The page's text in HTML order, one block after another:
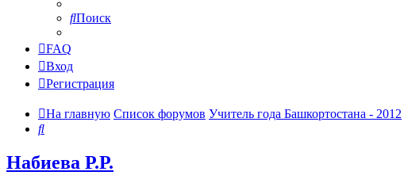
Поиск
FAQ
Вход
Регистрация
На главную Список форумов Учитель года Башкортостана - 2012
Поиск
Набиева Р.Р.